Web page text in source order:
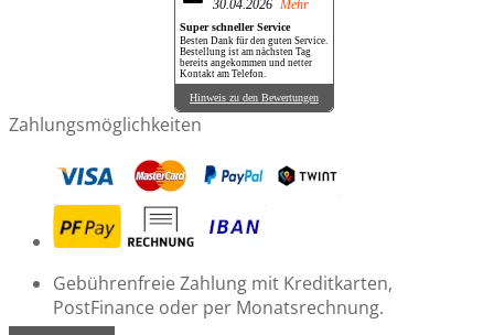
30.04.2026 Mehr
Super schneller Service
Besten Dank für den guten Service.
Bestellung ist am nächsten Tag
bereits angekommen und netter
Kontakt am Telefon.
Hinweis zu den Bewertungen
Zahlungsmöglichkeiten
Gebührenfreie Zahlung mit Kreditkarten,
PostFinance oder per Monatsrechnung.